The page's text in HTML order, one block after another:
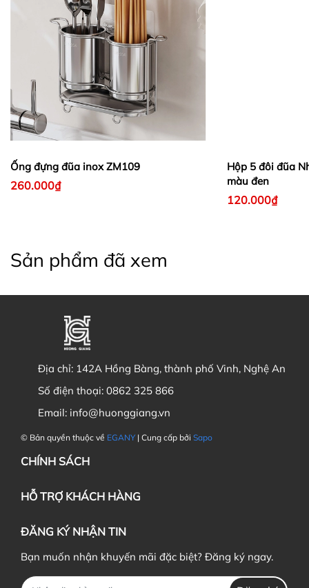
Ống đựng đũa inox ZM109
260.000₫
Hộp 5 đôi đũa
màu đen
120.000₫
Sản phẩm đã xem
Địa chỉ: 142A Hồng Bàng, thành phố Vinh, Nghệ An
Số điện thoại: 0862 325 866
Email: info@huonggiang.vn
© Bản quyền thuộc về EGANY | Cung cấp bởi Sapo
CHÍNH SÁCH
HỖ TRỢ KHÁCH HÀNG
ĐĂNG KÝ NHẬN TIN
Bạn muốn nhận khuyến mãi đặc biệt? Đăng ký ngay.